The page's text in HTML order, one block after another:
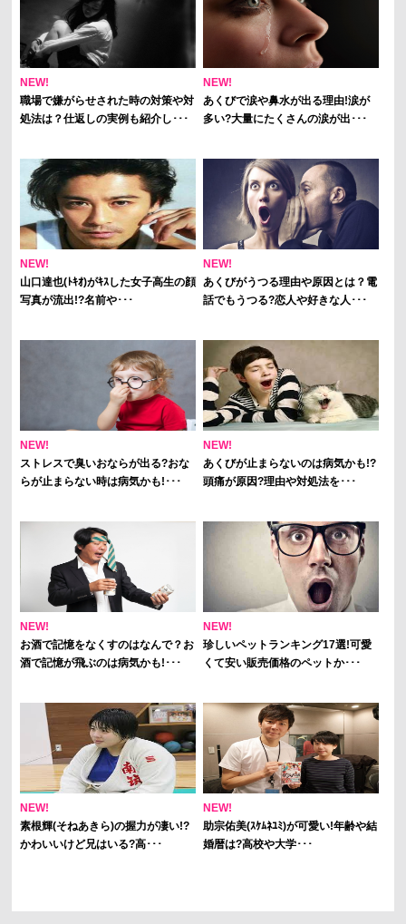
NEW!
職場で嫌がらせされた時の対策や対
処法は？仕返しの実例も紹介し･･･
NEW!
あくびで涙や鼻水が出る理由!涙が
多い?大量にたくさんの涙が出･･･
NEW!
山口達也(ﾄｷｵ)がｷｽした女子高生の顔
写真が流出!?名前や･･･
NEW!
あくびがうつる理由や原因とは？電
話でもうつる?恋人や好きな人･･･
NEW!
ストレスで臭いおならが出る?おな
らが止まらない時は病気かも!･･･
NEW!
あくびが止まらないのは病気かも!?
頭痛が原因?理由や対処法を･･･
NEW!
お酒で記憶をなくすのはなんで？お
酒で記憶が飛ぶのは病気かも!･･･
NEW!
珍しいペットランキング17選!可愛
くて安い販売価格のペットか･･･
NEW!
素根輝(そねあきら)の握力が凄い!?
かわいいけど兄はいる?高･･･
NEW!
助宗佑美(ｽｹﾑﾈﾕﾐ)が可愛い!年齢や結
婚暦は?高校や大学･･･